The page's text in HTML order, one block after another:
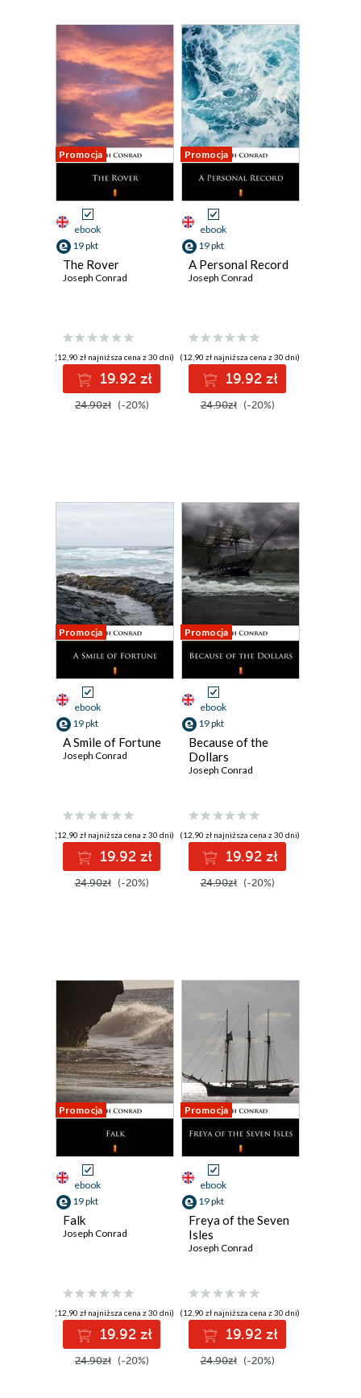
Promocja
ebook
19 pkt
The Rover
Joseph Conrad
(12,90 zł najniższa cena z 30 dni)
19.92 zł
24.90zł (-20%)
Promocja
ebook
19 pkt
A Personal Record
Joseph Conrad
(12,90 zł najniższa cena z 30 dni)
19.92 zł
24.90zł (-20%)
Promocja
ebook
19 pkt
A Smile of Fortune
Joseph Conrad
(12,90 zł najniższa cena z 30 dni)
19.92 zł
24.90zł (-20%)
Promocja
ebook
19 pkt
Because of the
Dollars
Joseph Conrad
(12,90 zł najniższa cena z 30 dni)
19.92 zł
24.90zł (-20%)
Promocja
ebook
19 pkt
Falk
Joseph Conrad
(12,90 zł najniższa cena z 30 dni)
19.92 zł
24.90zł (-20%)
Promocja
ebook
19 pkt
Freya of the Seven
Isles
Joseph Conrad
(12,90 zł najniższa cena z 30 dni)
19.92 zł
24.90zł (-20%)